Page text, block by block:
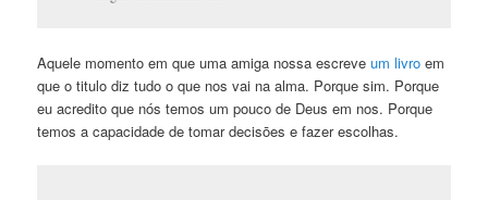
Aquele momento em que uma amiga nossa escreveum livro em
que o titulo diz tudo o que nos vai na alma. Porque sim. Porque
eu acredito que nós temos um pouco de Deus em nos. Porque
temos a capacidade de tomar decisōes e fazer escolhas.